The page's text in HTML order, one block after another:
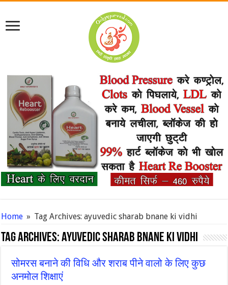
Home » Tag Archives: ayuvedic sharab bnane ki vidhi
Tag Archives:ayuvedic sharab bnane ki vidhi
सोमरस बनाने की विधि और शराब पीने वालो के लिए कुछ
अनमोल शिक्षाएं